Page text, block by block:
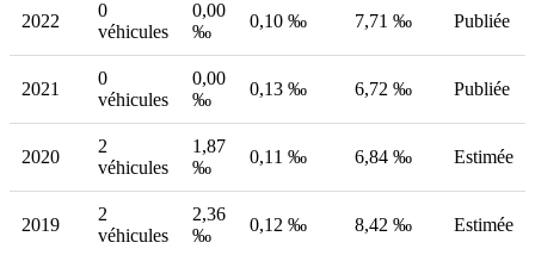
2022
0
véhicules
0,00
‰
0,10 ‰ 7,71 ‰ Publiée
2021
0
véhicules
0,00
‰
0,13 ‰ 6,72 ‰ Publiée
2020
2
véhicules
1,87
‰
0,11 ‰ 6,84 ‰ Estimée
2019
2
véhicules
2,36
‰
0,12 ‰ 8,42 ‰ Estimée